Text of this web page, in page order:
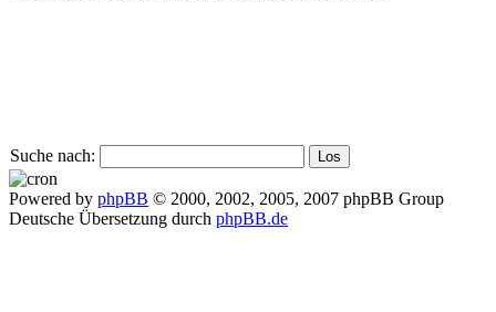
Suche nach:
Powered by phpBB © 2000, 2002, 2005, 2007 phpBB Group
Deutsche Übersetzung durch phpBB.de